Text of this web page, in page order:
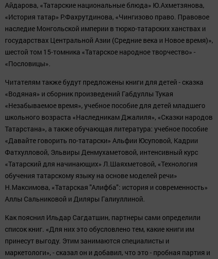
Айдарова, «Татарские национальные блюда» Ю.Ахметзянова,
«История татар» Р.Фахрутдинова, «Чингизово право. Правовое
наследие Монгольской империи в тюрко-татарских ханствах и
государствах Центральной Азии (Средние века и Новое время)»,
шестой том 15-томника «Татарское народное творчество» -
«Пословицы».
Читателям также будут предложены книги для детей - сказка
«Водяная» и сборник произведений Габдуллы Тукая
«Незабываемое время», учебное пособие для детей младшего
школьного возраста «Наследникам Джалиля», «Сказки народов
Татарстана», а также обучающая литература: учебное пособие
«Давайте говорить по-татарски» Альфии Юсуповой, Кадрии
Фатхулловой, Эльвиры Денмухаметовой, интенсивный курс
«Татарский для начинающих» Л.Шаяхметовой, «Технология
обучения татарскому языку на основе моделей речи»
Н.Максимова, «Татарская "Алифба": история и современность»
Аллы Сальниковой и Диляры Галиуллиной.
Как пояснил Ильдар Сагдатшин, партнеры сами определили
список книг. «Для них это обусловлено тем, какие книги им
принесут выгоду. Этим занимаются специалисты и
маркетологи», - сказал он и добавил, что это - пробная партия и